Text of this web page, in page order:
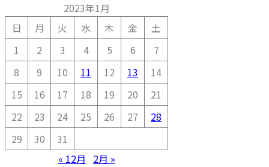
2023年1月
日
月 火 水 木 金
土
1
2 3 4 5 6
7
8
9 10 11 12 13
14
15
16 17 18 19 20
21
22
23 24 25 26 27
28
29
30
31
« 12月
2月 »